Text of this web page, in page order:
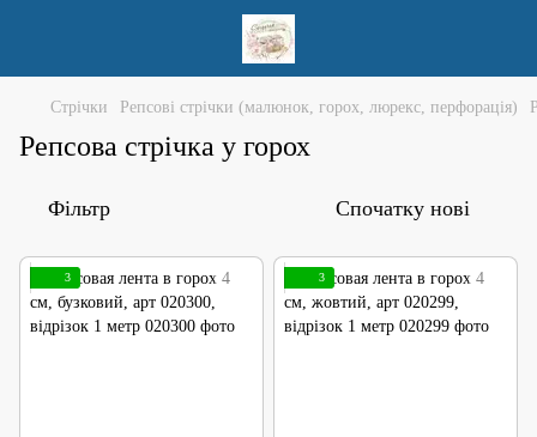
Стрічки Репсові стрічки (малюнок, горох, люрекс, перфорація)
Репсова стрічка у горох
Фільтр Спочатку нові
3 3